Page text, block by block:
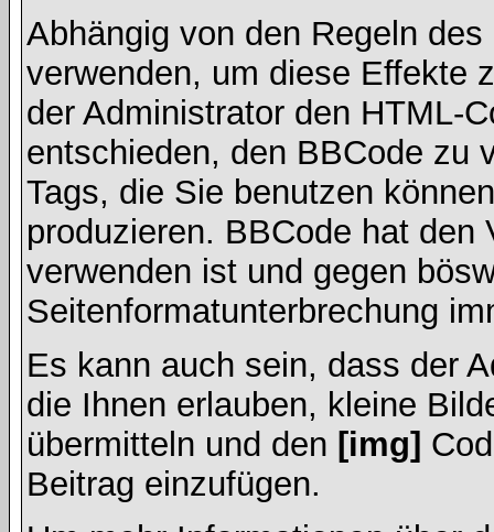
Abhängig von den Regeln
verwenden, um diese Effekte
der Administrator den HTML-
entschieden, den BBCode zu
Tags, die Sie benutzen
produzieren. BBCode hat
verwenden ist und gegen
Seitenformatunterbrechung
Es kann auch sein, dass der
die Ihnen erlauben, kleine
übermitteln und den [img]
Beitrag einzufügen.